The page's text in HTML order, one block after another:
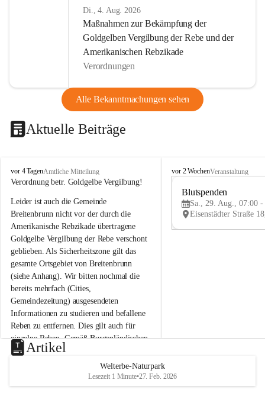
Di., 4. Aug. 2026
Maßnahmen zur Bekämpfung der
Goldgelben Vergilbung der Rebe und der
Amerikanischen Rebzikade
Verordnungen
Alle Bekanntmachungen sehen
Aktuelle Beiträge
B
r
i
t
e
n
b
r
u
n
n
a
m
N
e
u
s
d
vor 4 TagenAmtliche Mitteilung
Verordnung betr. Goldgelbe Vergilbung!
Leider ist auch die Gemeinde
Breitenbrunn nicht vor der durch die
Amerikanische Rebzikade übertragene
Goldgelbe Vergilbung der Rebe verschont
geblieben. Als Sicherheitszone gilt das
gesamte Ortsgebiet von Breitenbrunn
(siehe Anhang). Wir bitten nochmal die
bereits mehrfach (Cities,
Gemeindezeitung) ausgesendeten
Informationen zu studieren und befallene
Reben zu entfernen. Dies gilt auch für
einzelne Reben. Gemäß Burgenländischen
Weinbaugesetz sind nicht gepflegte oder
unzulässige Weingärten zu roden! Bitte
helfen wir zusammen um unsere Winzer
vor den prognostizierten Ernteausfällen
B
e
u
e
d
vor 2 WochenVeranstaltung
Blutspenden
Sa., 29. Aug., 07:00 -
Artikel
Welterbe-Naturpark
Lesezeit 1 Minute•27. Feb. 2026